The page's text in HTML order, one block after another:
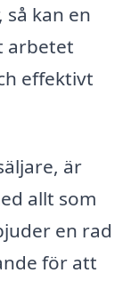
kan en
arbetet
effektivt
är
allt som
en rad
för att